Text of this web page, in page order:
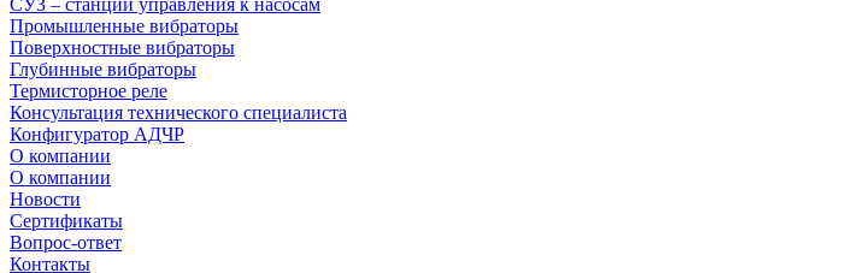
СУЗ – станции управления к насосам
Промышленные вибраторы
Поверхностные вибраторы
Глубинные вибраторы
Термисторное реле
Консультация технического специалиста
Конфигуратор АДЧР
О компании
О компании
Новости
Сертификаты
Вопрос-ответ
Контакты